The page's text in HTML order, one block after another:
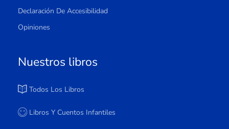
Declaración De Accesibilidad
Opiniones
Nuestros libros
Todos Los Libros
Libros Y Cuentos Infantiles